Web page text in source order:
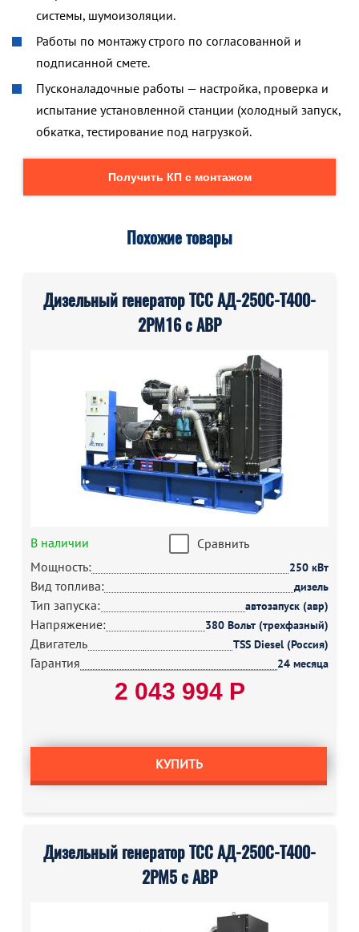
системы, шумоизоляции.
Работы по монтажу строго по согласованной и
подписанной смете.
Пусконаладочные работы — настройка, проверка и
испытание установленной станции (холодный запуск,
обкатка, тестирование под нагрузкой.
Получить КП с монтажом
Похожие товары
Дизельный генератор ТСС АД-250С-Т400-
2РМ16 с АВР
В наличии
Сравнить
Мощность:
250 кВт
Вид топлива: дизель
Тип запуска: автозапуск (авр)
Напряжение: 380 Вольт (трехфазный)
Двигатель TSS Diesel (Россия)
Гарантия 24 месяца
2 043 994 Р
КУПИТЬ
Дизельный генератор ТСС АД-250С-Т400-
2РМ5 с АВР